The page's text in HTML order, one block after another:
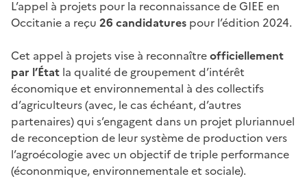
L’appel à projets pour la reconnaissance de GIEE en
Occitanie a reçu 26 candidatures pour l’édition 2024.
Cet appel à projets vise à reconnaîtreofficiellement
par l’État la qualité de groupement d’intérêt
économique et environnemental à des collectifs
d’agriculteurs (avec, le cas échéant, d’autres
partenaires) qui s’engagent dans un projet pluriannuel
de reconception de leur système de production vers
l’agroécologie avec un objectif de triple performance
(écononmique, environnementale et sociale).